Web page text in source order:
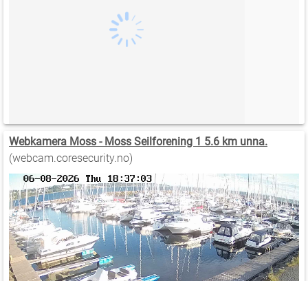
Webkamera Moss - Moss Seilforening 1 5.6 km unna.
(webcam.coresecurity.no)